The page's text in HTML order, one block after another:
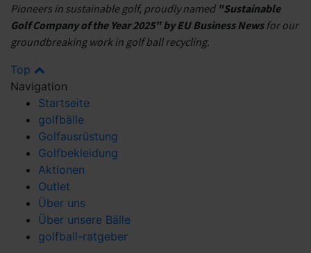
Pioneers in sustainable golf, proudly named "Sustainable
Golf Company of the Year 2025" by EU Business Newsfor our
groundbreaking work in golf ball recycling.
Top
Navigation
Startseite
golfbälle
Golfausrüstung
Golfbekleidung
Aktionen
Outlet
Über uns
Über unsere Bälle
golfball-ratgeber